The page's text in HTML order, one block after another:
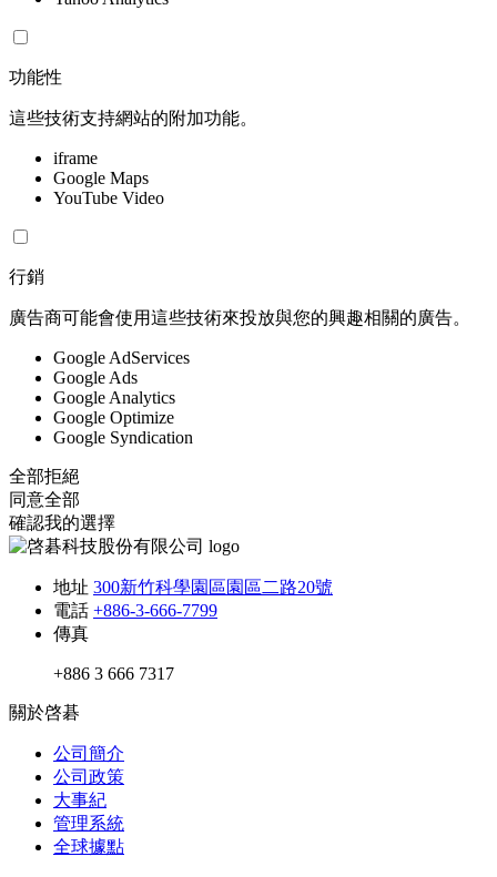
功能性
這些技術支持網站的附加功能。
iframe
Google Maps
YouTube Video
行銷
廣告商可能會使用這些技術來投放與您的興趣相關的廣告。
Google AdServices
Google Ads
Google Analytics
Google Optimize
Google Syndication
全部拒絕
同意全部
確認我的選擇
地址 300新竹科學園區園區二路20號
電話 +886-3-666-7799
傳真
+886 3 666 7317
關於啓碁
公司簡介
公司政策
大事紀
管理系統
全球據點